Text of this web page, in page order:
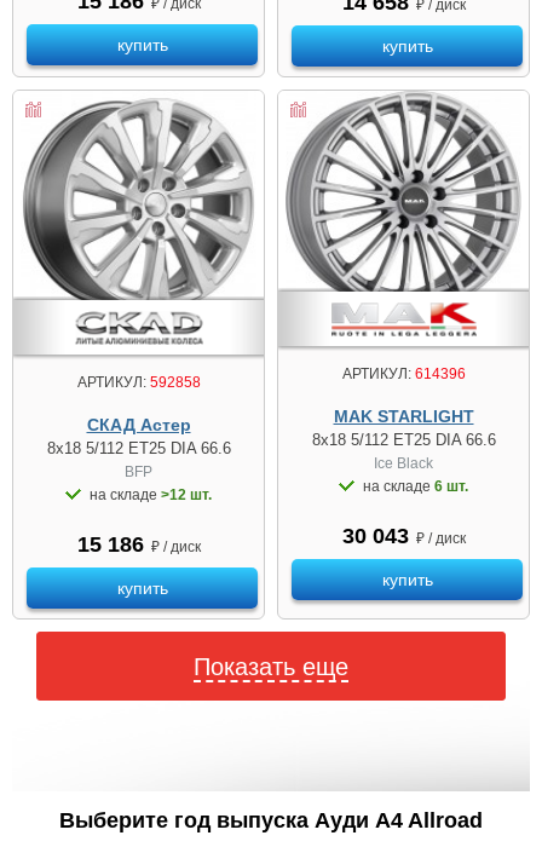
купить
₽ / диск
купить
АРТИКУЛ:592858
СКАД Астер
8x18 5/112 ET25 DIA 66.6
BFP
на складе >12 шт.
15 186 ₽ / диск
купить
АРТИКУЛ:614396
MAK STARLIGHT
8x18 5/112 ET25 DIA 66.6
Ice Black
на складе 6 шт.
30 043 ₽ / диск
купить
Показать еще
Выберите год выпуска Ауди A4 Allroad